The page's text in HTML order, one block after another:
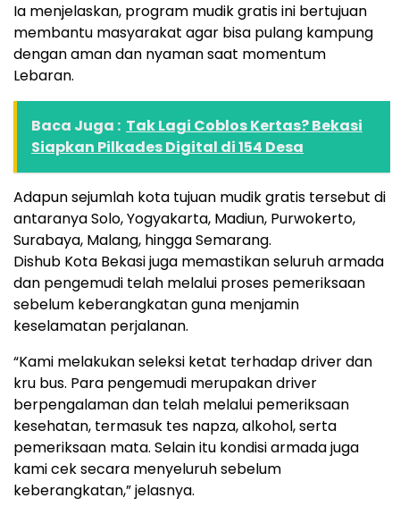
Ia menjelaskan, program mudik gratis ini bertujuan
membantu masyarakat agar bisa pulang kampung
dengan aman dan nyaman saat momentum
Lebaran.
Baca Juga : Tak Lagi Coblos Kertas? Bekasi
Siapkan Pilkades Digital di 154 Desa
Adapun sejumlah kota tujuan mudik gratis tersebut di
antaranya Solo, Yogyakarta, Madiun, Purwokerto,
Surabaya, Malang, hingga Semarang.
Dishub Kota Bekasi juga memastikan seluruh armada
dan pengemudi telah melalui proses pemeriksaan
sebelum keberangkatan guna menjamin
keselamatan perjalanan.
“Kami melakukan seleksi ketat terhadap driver dan
kru bus. Para pengemudi merupakan driver
berpengalaman dan telah melalui pemeriksaan
kesehatan, termasuk tes napza, alkohol, serta
pemeriksaan mata. Selain itu kondisi armada juga
kami cek secara menyeluruh sebelum
keberangkatan,” jelasnya.